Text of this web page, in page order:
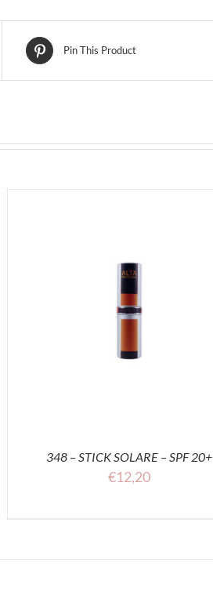
Pin This Product
348 – STICK SOLARE – SPF 20+
€12,20
ACQUISTA